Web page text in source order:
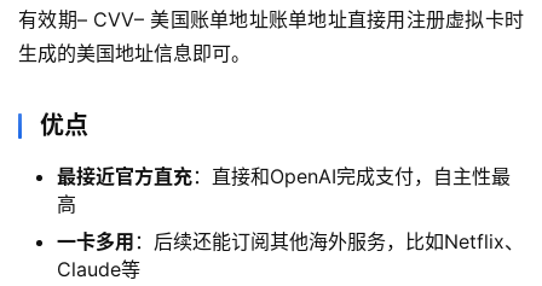
有效期– CVV– 美国账单地址账单地址直接用注册虚拟卡时
生成的美国地址信息即可。
优点
最接近官方直充：直接和OpenAI完成支付，自主性最
高
一卡多用 ：后续还能订阅其他海外服务，比如Netflix、
Claude等